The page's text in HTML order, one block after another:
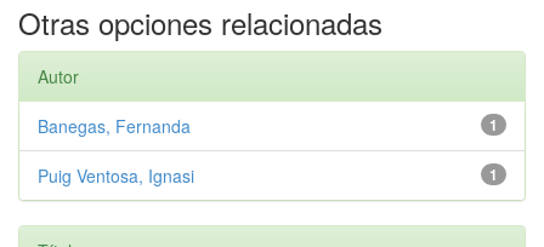
Otras opciones relacionadas
Autor
1
Banegas, Fernanda
1
Puig Ventosa, Ignasi